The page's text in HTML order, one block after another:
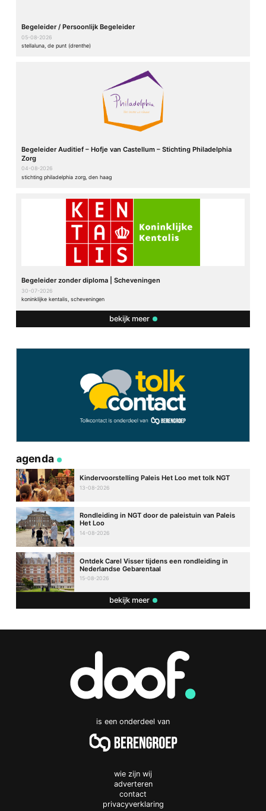
Begeleider / Persoonlijk Begeleider
05-08-2026
stellaluna, de punt (drenthe)
Begeleider Auditief – Hofje van Castellum – Stichting Philadelphia
Zorg
04-08-2026
stichting philadelphia zorg, den haag
Begeleider zonder diploma | Scheveningen
30-07-2026
koninklijke kentalis, scheveningen
bekijk meer
agenda
Kindervoorstelling Paleis Het Loo met tolk NGT
13-08-2026
Rondleiding in NGT door de paleistuin van Paleis
Het Loo
14-08-2026
Ontdek Carel Visser tijdens een rondleiding in
Nederlandse Gebarentaal
15-08-2026
bekijk meer
is een onderdeel van
wie zijn wij
adverteren
contact
privacyverklaring